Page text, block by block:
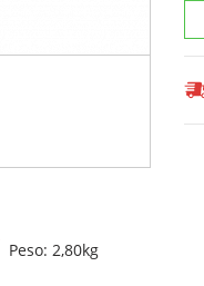
Peso: 2,80kg